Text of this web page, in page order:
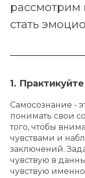
рассмотрим
стать
1.
Самосознание -
понимать свои
того, чтобы
чувствами и
заключений.
чувствую в
чувствую именно